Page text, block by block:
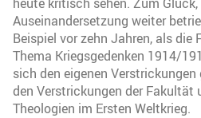
Auseinandersetzung weiter
Beispiel vor zehn Jahren, als die
Thema Kriegsgedenken 1914/
sich den eigenen
den Verstrickungen der Fakultät
Theologien im Ersten Weltkrieg.